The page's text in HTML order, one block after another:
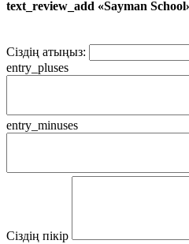
text_review_add «Sayman
Сіздің атыңыз:
entry_pluses
entry_minuses
Сіздің пікір